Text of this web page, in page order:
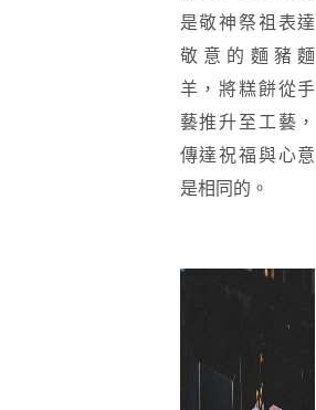
是敬神祭祖表達
敬意的麵豬麵
羊，將糕餅從手
藝推升至工藝，
傳達祝福與心意
是相同的。